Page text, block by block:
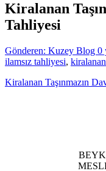
Kiralanan
Tahliyesi
Gönderen: Kuzey Blog 0
ilamsız tahliyesi,
Kiralanan Taşınmazın